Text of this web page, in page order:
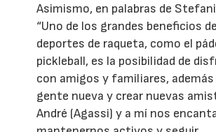
Asimismo, en palabras de
“Uno de los grandes beneficios
deportes de raqueta, como el
pickleball, es la posibilidad de
con amigos y familiares,
gente nueva y crear nuevas
André (Agassi) y a mí nos